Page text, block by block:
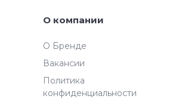
О компании
О Бренде
Вакансии
Политика
конфиденциальности